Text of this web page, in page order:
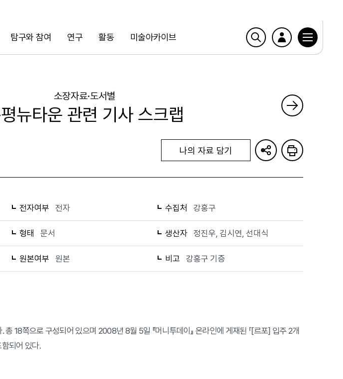
탐구와 참여 연구 활동 미술아카이브
검색
소장자료·도서별
뉴타운 관련 기사 스크랩
나의 자료 담기
전자여부 전자 수집처 강홍구
형태 문서 생산자 정진우, 김시연, 선대식
원본여부 원본 비고 강홍구 기증
18쪽으로 구성되어 있으며 2008년 8월 5일 『머니투데이』 온라인에 게재된 「[르포] 입주 2개
함되어 있다.